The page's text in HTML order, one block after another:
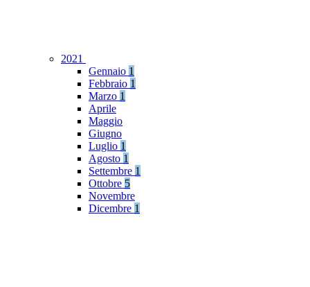
2021
Gennaio 1
Febbraio 1
Marzo 1
Aprile
Maggio
Giugno
Luglio 1
Agosto 1
Settembre 1
Ottobre 5
Novembre
Dicembre 1